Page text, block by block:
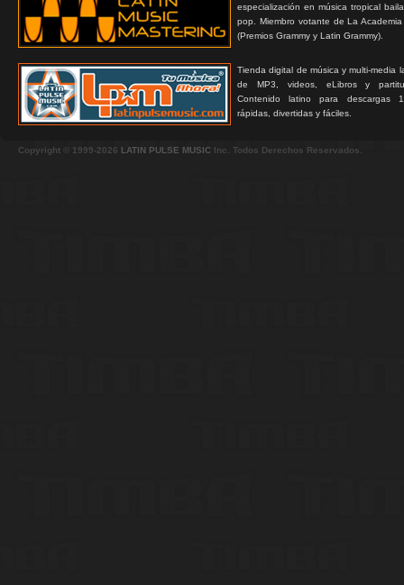
especialización en música tropical
pop. Miembro votante de La
(Premios Grammy y Latin Grammy).
Tienda digital de música y multi-media
de MP3, videos, eLibros y
Contenido latino para descargas
rápidas, divertidas y fáciles.
Copyright © 1999-2026 LATIN PULSE MUSIC Inc. Todos Derechos Reservados.